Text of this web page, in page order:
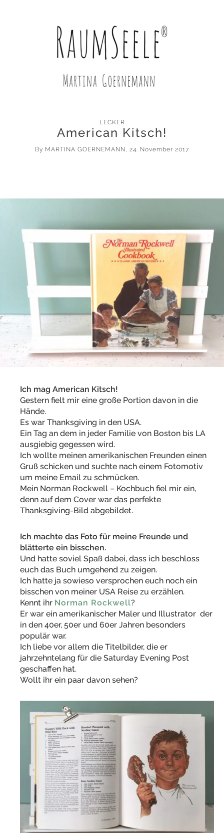
LECKER
American Kitsch!
By MARTINA GOERNEMANN , 24. November 2017
Ich mag American Kitsch!
Gestern fielt mir eine große Portion davon in die
Hände.
Es war Thanksgiving in den USA.
Ein Tag an dem in jeder Familie von Boston bis LA
ausgiebig gegessen wird.
Ich wollte meinen amerikanischen Freunden einen
Gruß schicken und suchte nach einem Fotomotiv
um meine Email zu schmücken.
Mein Norman Rockwell – Kochbuch fiel mir ein,
denn auf dem Cover war das perfekte
Thanksgiving-Bild abgebildet.
Ich machte das Foto für meine Freunde und
blätterte ein bisschen.
Und hatte soviel Spaß dabei, dass ich beschloss
euch das Buch umgehend zu zeigen.
Ich hatte ja sowieso versprochen euch noch ein
bisschen von meiner USA Reise zu erzählen.
Kennt ihr Norman Rockwell?
Er war ein amerikanischer Maler und Illustrator der
in den 40er, 50er und 60er Jahren besonders
populär war.
Ich liebe vor allem die Titelbilder, die er
jahrzehntelang für die Saturday Evening Post
geschaffen hat.
Wollt ihr ein paar davon sehen?